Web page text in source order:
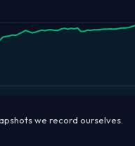
we record ourselves.